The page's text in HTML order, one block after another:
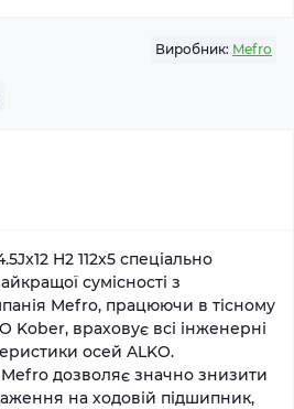
Виробник: Mefro
H2 112x5 спеціально
сумісності з
Mefro, працюючи в тісному
Kober, враховує всі інженерні
осей ALKO.
дозволяє значно знизити
на ходовій підшипник,